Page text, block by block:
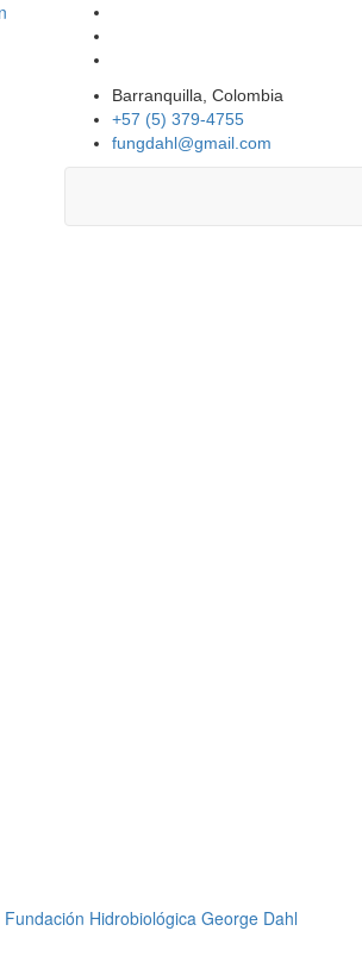
Barranquilla, Colombia
+57 (5) 379-4755
fungdahl@gmail.com